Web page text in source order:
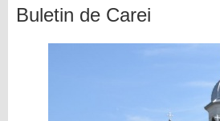
Buletin de Carei